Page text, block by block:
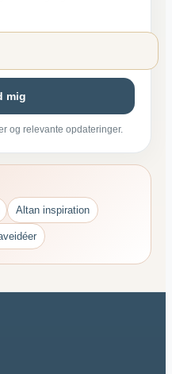
mig
og relevante opdateringer.
Altan inspiration